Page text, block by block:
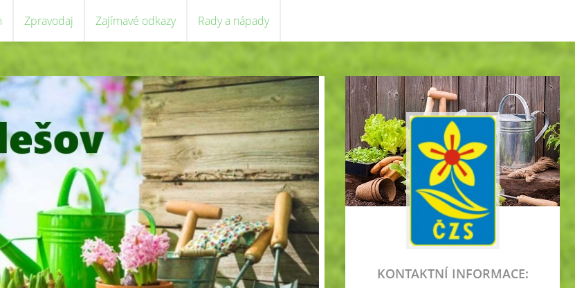
Zpravodaj Zajímavé odkazy Rady a nápady
KONTAKTNÍ INFORMACE: